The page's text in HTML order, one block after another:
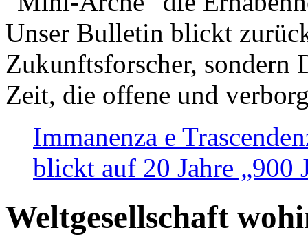
Unser Bulletin blickt
Zukunftsforscher, sondern
Zeit, die offene und
Immanenza e
blickt auf 20 Jahre „900
Weltgesellschaft